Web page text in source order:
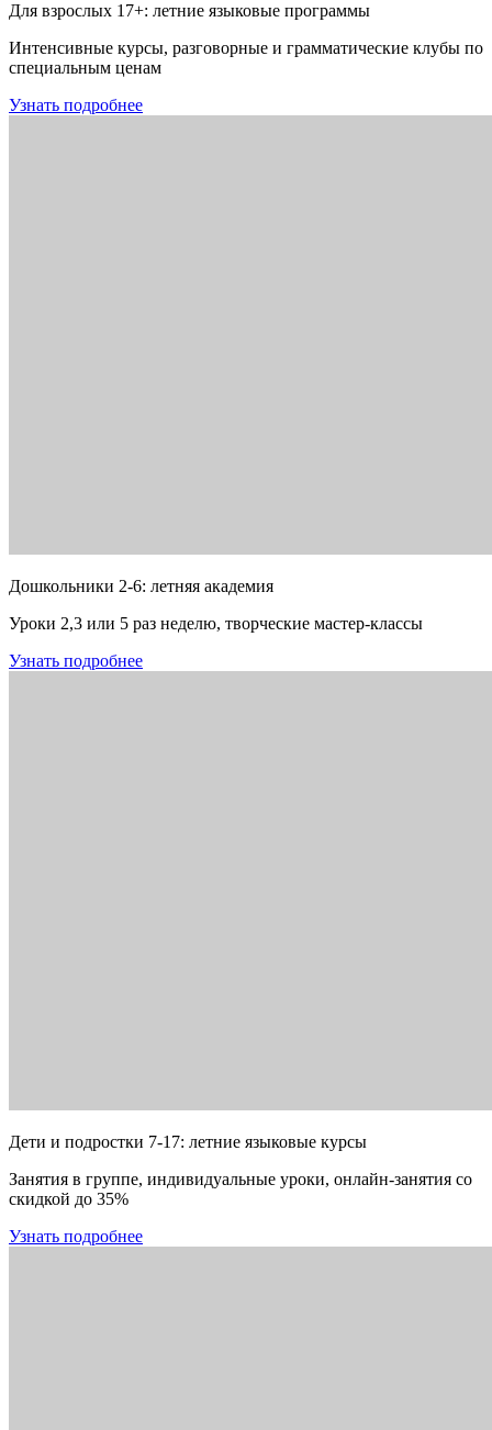
Для взрослых 17+: летние языковые программы
Интенсивные курсы, разговорные и грамматические клубы по
специальным ценам
Узнать подробнее
Дошкольники 2-6: летняя академия
Уроки 2,3 или 5 раз неделю, творческие мастер-классы
Узнать подробнее
Дети и подростки 7-17: летние языковые курсы
Занятия в группе, индивидуальные уроки, онлайн-занятия со
скидкой до 35%
Узнать подробнее